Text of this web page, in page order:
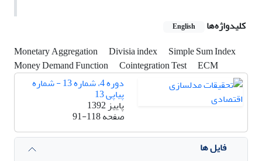
کلیدواژه‌ها
English
Monetary Aggregation Divisia index
Simple Sum Index
Money Demand Function
Cointegration Test ECM
دوره 4، شماره 13 - شماره
پیاپی 13
پاییز 1392
صفحه91-118
فایل ها